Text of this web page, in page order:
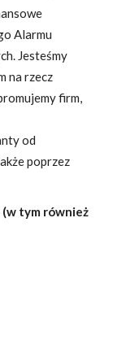
Alarmu
Jesteśmy
na rzecz
firm,
od
poprzez
tym również